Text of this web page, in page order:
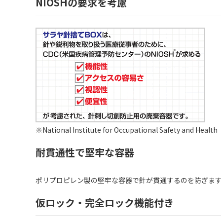
※National Institute for Occupational Safety and Health（
耐貫通性で堅牢な容器
ポリプロピレン製の堅牢な容器で針が貫通するのを防ぎます
仮ロック・完全ロック機能付き